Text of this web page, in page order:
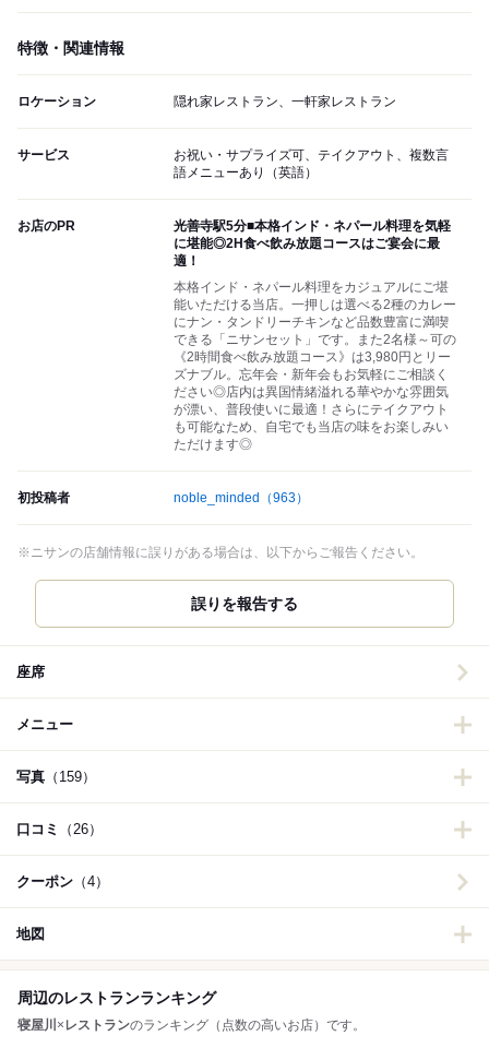
特徴・関連情報
ロケーション 隠れ家レストラン、一軒家レストラン
サービス
お祝い・サプライズ可、テイクアウト、複数言
語メニューあり（英語）
お店のPR
光善寺駅5分■本格インド・ネパール料理を気軽
に堪能◎2H食べ飲み放題コースはご宴会に最
適！
本格インド・ネパール料理をカジュアルにご堪
能いただける当店。一押しは選べる2種のカレー
にナン・タンドリーチキンなど品数豊富に満喫
できる「ニサンセット」です。また2名様～可の
《2時間食べ飲み放題コース》は3,980円とリー
ズナブル。忘年会・新年会もお気軽にご相談く
ださい◎店内は異国情緒溢れる華やかな雰囲気
が漂い、普段使いに最適！さらにテイクアウト
も可能なため、自宅でも当店の味をお楽しみい
ただけます◎
初投稿者 noble_minded （963）
※ニサンの店舗情報に誤りがある場合は、以下からご報告ください。
誤りを報告する
座席
メニュー
写真 （159）
口コミ （26）
クーポン （4）
地図
周辺のレストランランキング
寝屋川 × レストランのランキング（点数の高いお店）です。